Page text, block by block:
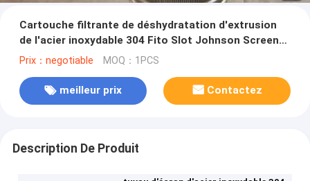
Cartouche filtrante de déshydratation d'extrusion
de l'acier inoxydable 304 Fito Slot Johnson Screen
Pipe
Prix：negotiable MOQ：1PCS
meilleur prix Contactez
Description De Produit